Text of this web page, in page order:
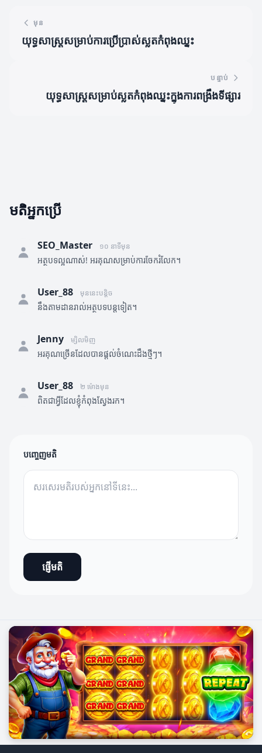
មុន
យុទ្ធសាស្ត្រសម្រាប់ការប្រើប្រាស់ស្លតកំពុងឈ្នះ
បន្ទាប់
យុទ្ធសាស្ត្រសម្រាប់ស្លតកំពុងឈ្នះក្នុងការពង្រឹងទីផ្សារ
មតិអ្នកប្រើ
SEO_Master ១០ នាទីមុន
អត្ថបទល្អណាស់! អរគុណសម្រាប់ការចែករំលែក។
User_88 មុននេះបន្តិច
នឹងតាមដានរាល់អត្ថបទបន្តទៀត។
Jenny ម្សិលមិញ
អរគុណច្រើនដែលបានផ្តល់ចំណេះដឹងថ្មីៗ។
User_88 ២ ម៉ោងមុន
ពិតជាអ្វីដែលខ្ញុំកំពុងស្វែងរក។
បញ្ចេញមតិ
ផ្ញើមតិ